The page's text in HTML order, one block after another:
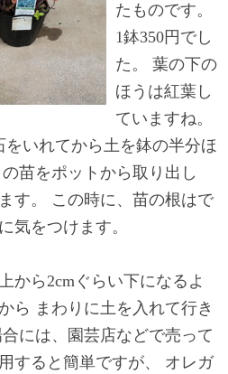
たものです。
1鉢350円でし
た。 葉の下の
ほうは紅葉し
ていますね。
いれてから土を鉢の半分ほ
苗をポットから取り出し
す。 この時に、苗の根はで
気をつけます。
から2cmぐらい下になるよ
ら まわりに土を入れて行き
には、園芸店などで売って
すると簡単ですが、 オレガ